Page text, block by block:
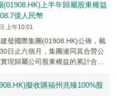
(01908.HK)上半年歸屬股東權益
億人民幣
上午10:01
建發國際集團(01908.HK)公佈，截
日止六個月，集團連同其合營公
現歸屬公司股東權益的累計合同
擬收購福州兆臻100%股